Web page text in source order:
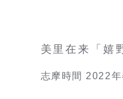
美里在来「嬉
志摩時間 2022年